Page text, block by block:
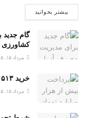
بیشتر بخوانید
گام
کشاورزی
مرداد ۱۵, ۱۴۰۵
خرید ۵۱۳ تنی از گندم کاران گیلانی
مرداد ۱۵, ۱۴۰۵